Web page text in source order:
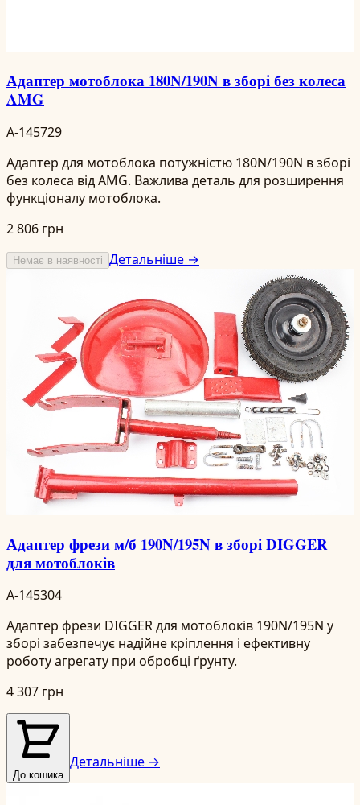
Адаптер мотоблока 180N/190N в зборі без колеса
AMG
A-145729
Адаптер для мотоблока потужністю 180N/190N в зборі
без колеса від AMG. Важлива деталь для розширення
функціоналу мотоблока.
2 806 грн
Немає в наявності Детальніше →
Адаптер фрези м/б 190N/195N в зборі DIGGER
для мотоблоків
A-145304
Адаптер фрези DIGGER для мотоблоків 190N/195N у
зборі забезпечує надійне кріплення і ефективну
роботу агрегату при обробці ґрунту.
4 307 грн
До кошика
Детальніше →